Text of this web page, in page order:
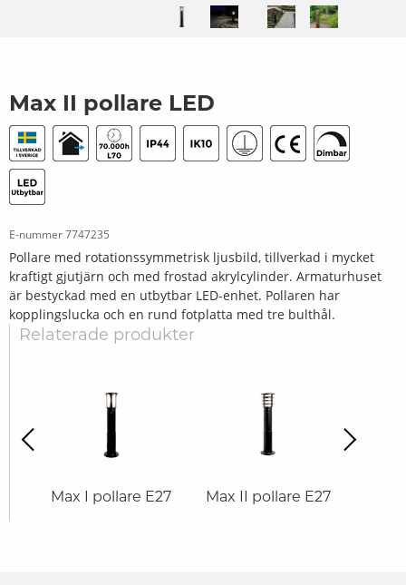
Max II pollare LED
E-nummer7747235
Pollare med rotationssymmetrisk ljusbild, tillverkad i mycket
kraftigt gjutjärn och med frostad akrylcylinder. Armaturhuset
är bestyckad med en utbytbar LED-enhet. Pollaren har
kopplingslucka och en rund fotplatta med tre bulthål.
Relaterade produkter
Max I pollare E27 Max II pollare E27
Next